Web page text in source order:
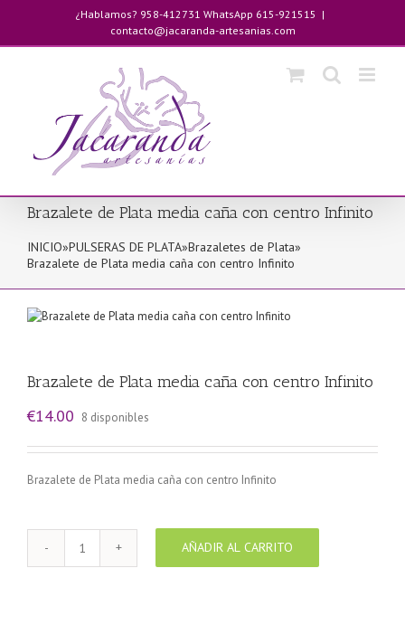
contenido
¿Hablamos? 958-412731 WhatsApp 615-921515 |
contacto@jacaranda-artesanias.com
Brazalete de Plata media caña con centro Infinito
INICIO»PULSERAS DE PLATA»Brazaletes de Plata»
Brazalete de Plata media caña con centro Infinito
Brazalete de Plata media caña con centro Infinito
€14.00 8 disponibles
Brazalete de Plata media caña con centro Infinito
Brazalete
de
AÑADIR AL CARRITO